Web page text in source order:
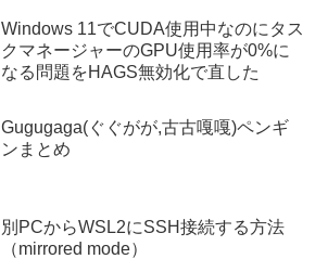
Windows 11でCUDA使用中なのにタス
クマネージャーのGPU使用率が0%に
なる問題をHAGS無効化で直した
Gugugaga(ぐぐがが,古古嘎嘎)ペンギ
ンまとめ
別PCからWSL2にSSH接続する方法
（mirrored mode）